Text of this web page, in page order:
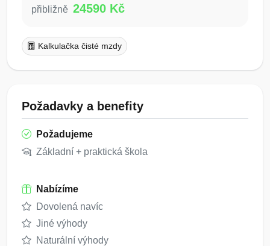
přibližně 24590 Kč
Kalkulačka čisté mzdy
Požadavky a benefity
Požadujeme
Základní + praktická škola
Nabízíme
Dovolená navíc
Jiné výhody
Naturální výhody